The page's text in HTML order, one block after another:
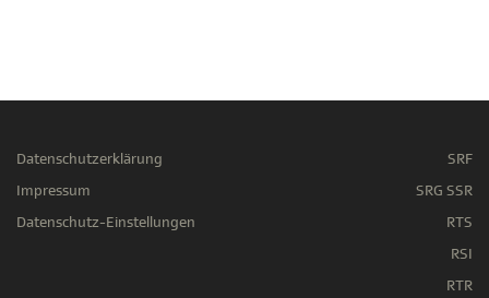
Datenschutzerklärung
Impressum
Datenschutz-Einstellungen
SRF
SRG SSR
RTS
RSI
RTR